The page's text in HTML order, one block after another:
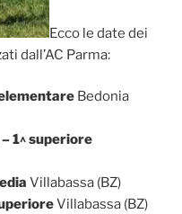
Ecco le date dei
dall’AC Parma:
Bedonia
1^ superiore
Villabassa (BZ)
Villabassa (BZ)